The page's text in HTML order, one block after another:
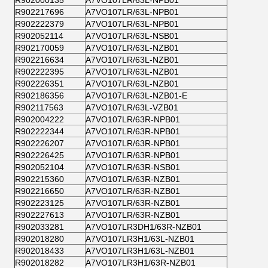
R902217696
A7VO107LR/63L-NPB01
R902222379
A7VO107LR/63L-NPB01
R902052114
A7VO107LR/63L-NSB01
R902170059
A7VO107LR/63L-NZB01
R902216634
A7VO107LR/63L-NZB01
R902222395
A7VO107LR/63L-NZB01
R902226351
A7VO107LR/63L-NZB01
R902186356
A7VO107LR/63L-NZB01-E
R902117563
A7VO107LR/63L-VZB01
R902004222
A7VO107LR/63R-NPB01
R902222344
A7VO107LR/63R-NPB01
R902226207
A7VO107LR/63R-NPB01
R902226425
A7VO107LR/63R-NPB01
R902052104
A7VO107LR/63R-NSB01
R902215360
A7VO107LR/63R-NZB01
R902216650
A7VO107LR/63R-NZB01
R902223125
A7VO107LR/63R-NZB01
R902227613
A7VO107LR/63R-NZB01
R902033281
A7VO107LR3DH1/63R-NZB01
R902018280
A7VO107LR3H1/63L-NZB01
R902018433
A7VO107LR3H1/63L-NZB01
R902018282
A7VO107LR3H1/63R-NZB01